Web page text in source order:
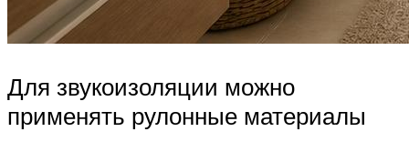
Для звукоизоляции можно
применять рулонные материалы